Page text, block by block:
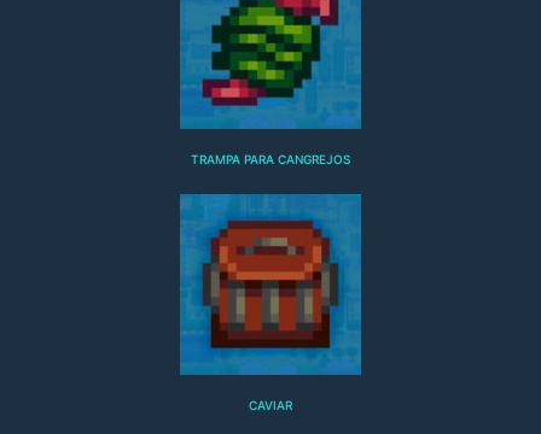
TRAMPA PARA CANGREJOS
CAVIAR